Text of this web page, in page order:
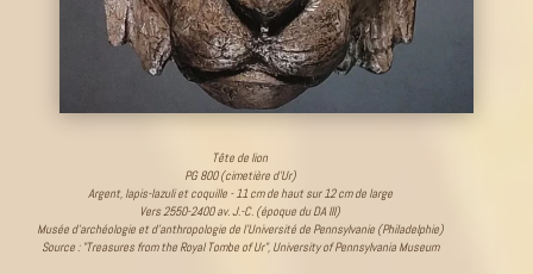
Tête de lion
PG 800 (cimetière d’Ur)
Argent, lapis-lazuli et coquille - 11 cm de haut sur 12 cm de large
Vers 2550-2400 av. J.-C. (époque du DA III)
Musée d’archéologie et d’anthropologie de l’Université de Pennsylvanie (Philadelphie)
Source : "Treasures from the Royal Tombe of Ur", University of Pennsylvania Museum